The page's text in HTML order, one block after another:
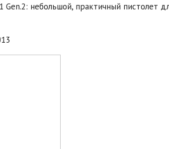
Gen.2: небольшой, практичный пистолет